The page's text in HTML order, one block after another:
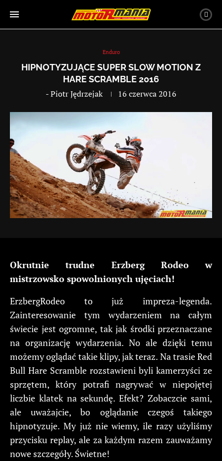
Enduro
HIPNOTYZUJĄCE SUPER SLOW MOTION Z
HARE SCRAMBLE 2016
-Piotr Jędrzejak 16 czerwca 2016
Okrutnie trudne Erzberg Rodeo w
mistrzowsko spowolnionych ujęciach!
ErzbergRodeo to już impreza-legenda.
Zainteresowanie tym wydarzeniem na całym
świecie jest ogromne, tak jak środki przeznaczane
na organizację wydarzenia. No ale dzięki temu
możemy oglądać takie klipy, jak teraz. Na trasie Red
Bull Hare Scramble rozstawieni byli kamerzyści ze
sprzętem, który potrafi nagrywać w niepojętej
liczbie klatek na sekundę. Efekt? Zobaczcie sami,
ale uważajcie, bo oglądanie czegoś takiego
hipnotyzuje. My już nie wiemy, ile razy użyliśmy
przycisku replay, ale za każdym razem zauważamy
nowe szczegóły. Świetne!